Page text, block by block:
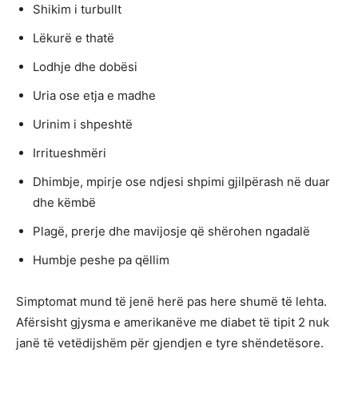
Shikim i turbullt
Lëkurë e thatë
Lodhje dhe dobësi
Uria ose etja e madhe
Urinim i shpeshtë
Irritueshmëri
Dhimbje, mpirje ose ndjesi shpimi gjilpërash në duar
dhe këmbë
Plagë, prerje dhe mavijosje që shërohen ngadalë
Humbje peshe pa qëllim
Simptomat mund të jenë herë pas here shumë të lehta.
Afërsisht gjysma e amerikanëve me diabet të tipit 2 nuk
janë të vetëdijshëm për gjendjen e tyre shëndetësore.